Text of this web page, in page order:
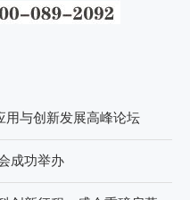
用与创新发展高峰论坛
成功举办